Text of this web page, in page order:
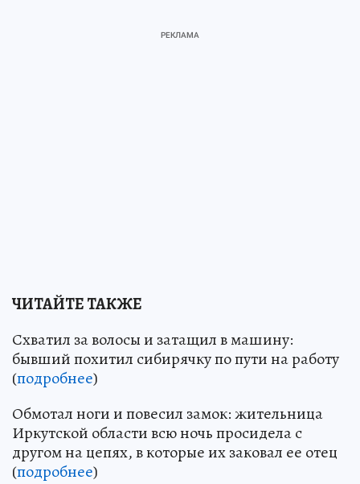
ЧИТАЙТЕ ТАКЖЕ
Схватил за волосы и затащил в машину:
бывший похитил сибирячку по пути на работу
(подробнее)
Обмотал ноги и повесил замок: жительница
Иркутской области всю ночь просидела с
другом на цепях, в которые их заковал ее отец
(подробнее)